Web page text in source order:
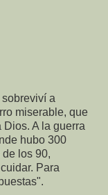
a
miserable, que
A la guerra
hubo 300
los 90,
Para